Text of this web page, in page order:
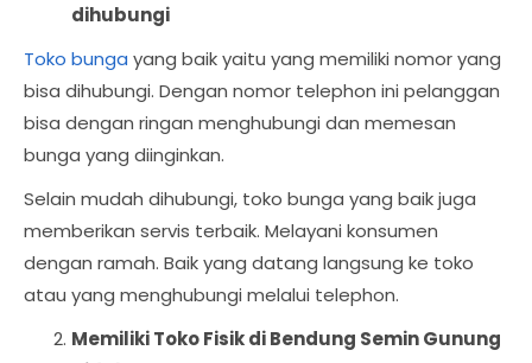
dihubungi
Toko bunga yang baik yaitu yang memiliki nomor yang
bisa dihubungi. Dengan nomor telephon ini pelanggan
bisa dengan ringan menghubungi dan memesan
bunga yang diinginkan.
Selain mudah dihubungi, toko bunga yang baik juga
memberikan servis terbaik. Melayani konsumen
dengan ramah. Baik yang datang langsung ke toko
atau yang menghubungi melalui telephon.
Memiliki Toko Fisik di Bendung Semin Gunung